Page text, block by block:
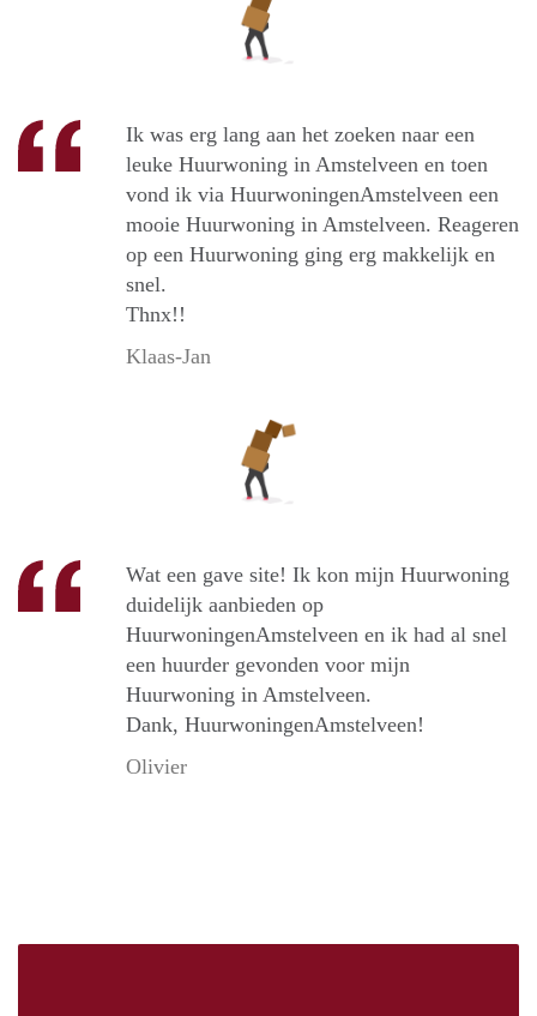
Ik was erg lang aan het zoeken naar een
leuke Huurwoning in Amstelveen en toen
vond ik via HuurwoningenAmstelveen een
mooie Huurwoning in Amstelveen. Reageren
op een Huurwoning ging erg makkelijk en
snel.
Thnx!!
Klaas-Jan
Wat een gave site! Ik kon mijn Huurwoning
duidelijk aanbieden op
HuurwoningenAmstelveen en ik had al snel
een huurder gevonden voor mijn
Huurwoning in Amstelveen.
Dank, HuurwoningenAmstelveen!
Olivier